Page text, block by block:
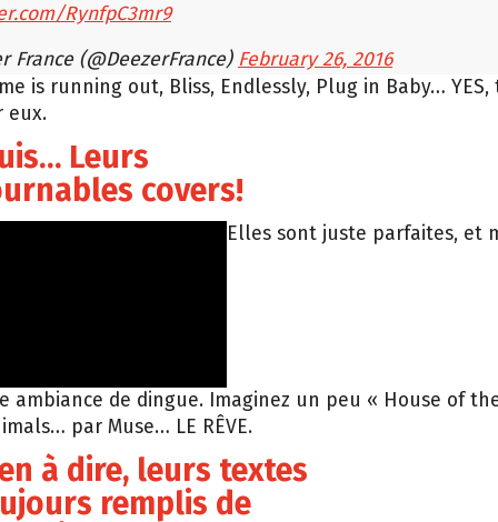
RynfpC3mr9
France (@DeezerFrance) February 26, 2016
is running out, Bliss, Endlessly, Plug in Baby…
eux.
Leurs
covers!
Elles sont juste parfaites, et
ambiance de dingue. Imaginez un peu « House of
par Muse… LE RÊVE.
à dire, leurs textes
remplis de